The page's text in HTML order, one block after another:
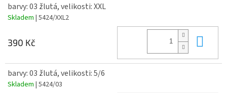
barvy: 03 žlutá, velikosti: XXL
Skladem | 5424/XXL2
390 Kč
barvy: 03 žlutá, velikosti: 5/6
Skladem | 5424/03